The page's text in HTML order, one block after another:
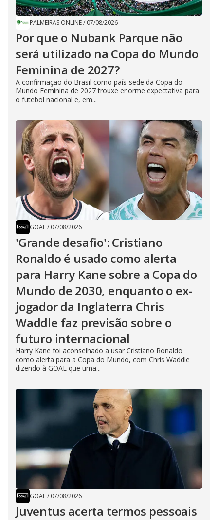
PALMEIRAS ONLINE/ 07/08/2026
Por que o Nubank Parque não
será utilizado na Copa do Mundo
Feminina de 2027?
A confirmação do Brasil como país-sede da Copa do
Mundo Feminina de 2027 trouxe enorme expectativa para
o futebol nacional e, em...
GOAL/ 07/08/2026
'Grande desafio': Cristiano
Ronaldo é usado como alerta
para Harry Kane sobre a Copa do
Mundo de 2030, enquanto o ex-
jogador da Inglaterra Chris
Waddle faz previsão sobre o
futuro internacional
Harry Kane foi aconselhado a usar Cristiano Ronaldo
como alerta para a Copa do Mundo, com Chris Waddle
dizendo à GOAL que uma...
GOAL/ 07/08/2026
Juventus acerta termos pessoais